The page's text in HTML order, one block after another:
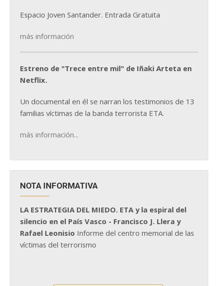
Espacio Joven Santander. Entrada Gratuita
más información
Estreno de "Trece entre mil" de Iñaki Arteta en
Netflix.
Un documental en él se narran los testimonios de 13
familias víctimas de la banda terrorista ETA.
más información...
NOTA INFORMATIVA
LA ESTRATEGIA DEL MIEDO. ETA y la espiral del
silencio en el País Vasco - Francisco J. Llera y
Rafael Leonisio Informe del centro memorial de las
víctimas del terrorismo